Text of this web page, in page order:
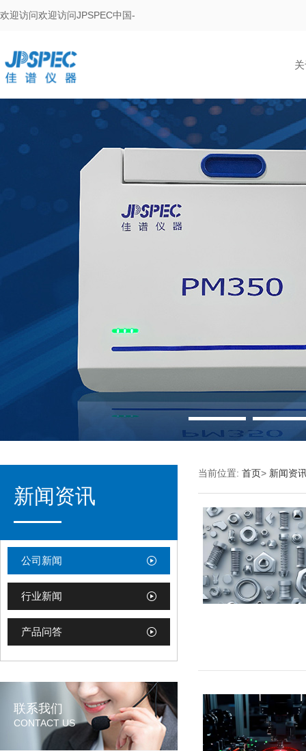
欢迎访问欢迎访问JPSPEC中国-
新闻资讯
公司新闻
行业新闻
产品问答
联系我们
CONTACT US
当前位置: 首页> 新闻资